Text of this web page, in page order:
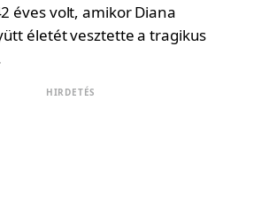
éves volt, amikor Diana
életét vesztette a tragikus
HIRDETÉS